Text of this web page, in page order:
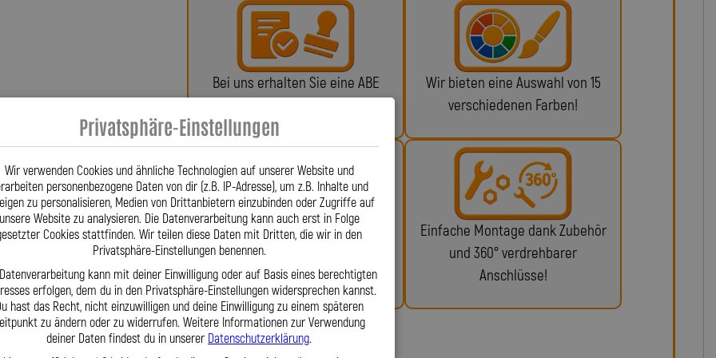
exakt auf Ihr Fahrzeug abgestimmt
und extreme Langlebigkeit. Sie
und Korrosion – für eine dauerhaft
Lagerbestand und über drei
dann, wenn der Hersteller keine
um millimetergenaue Passform
Stahlflex-Kupplungsleitungen
Sie sich für deutsche
Detail – für Motorradfahrer, die
Bei uns erhalten Sie eine ABE
Wir bieten eine Auswahl von 15
verschiedenen Farben!
Fragen? Unser Team ist täglich
per Telefon oder Mail für Sie da.
Einfache Montage dank Zubehör
und 360° verdrehbarer
Anschlüsse!
Privatsphäre-Einstellungen
Wir verwenden Cookies und ähnliche Technologien auf unserer Website und
personenbezogene Daten von dir (z.B. IP-Adresse), um z.B. Inhalte und
zu personalisieren, Medien von Drittanbietern einzubinden oder Zugriffe auf
unsere Website zu analysieren. Die Datenverarbeitung kann auch erst in Folge
Cookies stattfinden. Wir teilen diese Daten mit Dritten, die wir in den
Privatsphäre-Einstellungen benennen.
kann mit deiner Einwilligung oder auf Basis eines berechtigten
erfolgen, dem du in den Privatsphäre-Einstellungen widersprechen kannst.
hast das Recht, nicht einzuwilligen und deine Einwilligung zu einem späteren
zu ändern oder zu widerrufen. Weitere Informationen zur Verwendung
deiner Daten findest du in unserer Datenschutzerklärung.